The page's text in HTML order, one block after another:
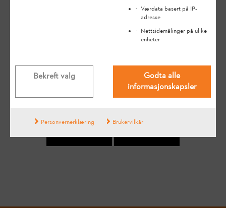
Dine tilbakemeldinger er viktig for oss!
Hjalp svaret?
Værdata basert på IP-
adresse
Nettsidemålinger på ulike
enheter
Bekreft valg
Godta alle
informasjonskapsler
Personvernerklæring Brukervilkår